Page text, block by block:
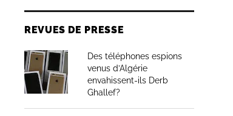
REVUES DE PRESSE
Des téléphones espions
venus d’Algérie
envahissent-ils Derb
Ghallef?